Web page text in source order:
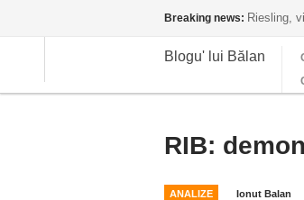
Breaking news: Riesling,
Blogu' lui Bălan
RIB:
ANALIZE Ionut Balan